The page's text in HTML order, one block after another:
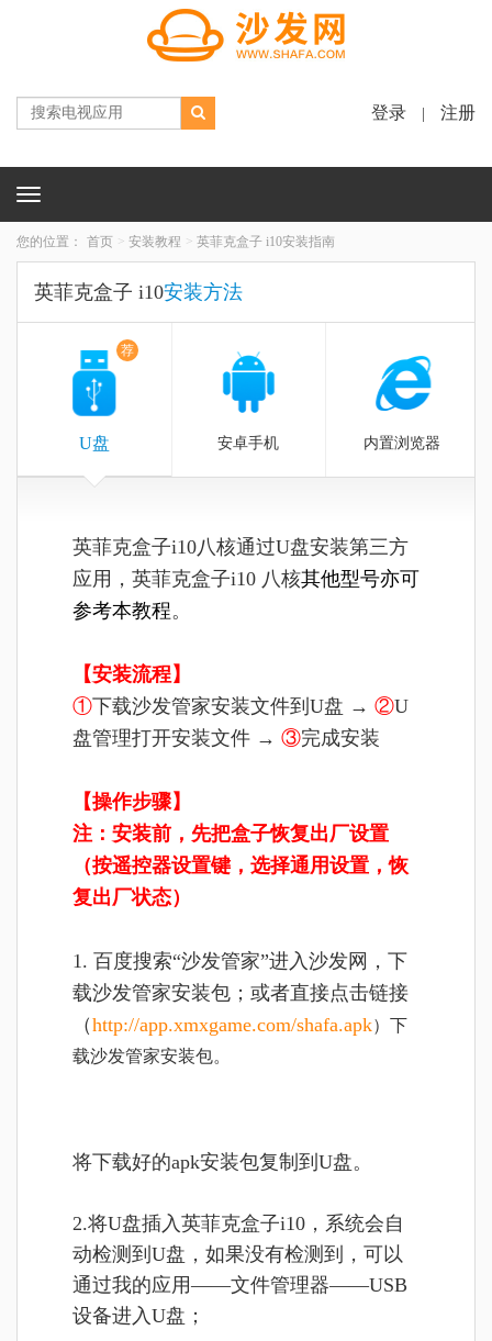
登录 注册
Toggle
您的位置： 首页 安装教程 英菲克盒子 i10安装指南
英菲克盒子 i10安装方法
荐
U盘 安卓手机 内置浏览器
英菲克盒子i10八核通过U盘安装第三方
应用，英菲克盒子i10 八核其他型号亦可
参考本教程。
【安装流程】
①下载沙发管家安装文件到U盘 → ②U
盘管理打开安装文件 → ③完成安装
【操作步骤】
注：安装前，先把盒子恢复出厂设置
（按遥控器设置键，选择通用设置，恢
复出厂状态）
1. 百度搜索“沙发管家”进入沙发网，下
载沙发管家安装包；或者直接点击链接
（http://app.xmxgame.com/shafa.apk） 下
载沙发管家安装包。
将下载好的apk安装包复制到U盘。
2.将U盘插入英菲克盒子i10，系统会自
动检测到U盘，如果没有检测到，可以
通过我的应用——文件管理器——USB
设备进入U盘；